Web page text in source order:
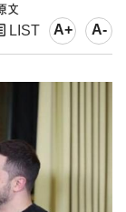
LIST A+ A-